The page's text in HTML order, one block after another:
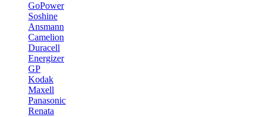
GoPower
Soshine
Ansmann
Camelion
Duracell
Energizer
GP
Kodak
Maxell
Panasonic
Renata